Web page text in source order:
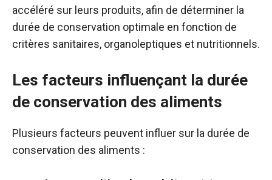
accéléré sur leurs produits, afin de déterminer la
durée de conservation optimale en fonction de
critères sanitaires, organoleptiques et nutritionnels.
Les facteurs influençant la durée
de conservation des aliments
Plusieurs facteurs peuvent influer sur la durée de
conservation des aliments :